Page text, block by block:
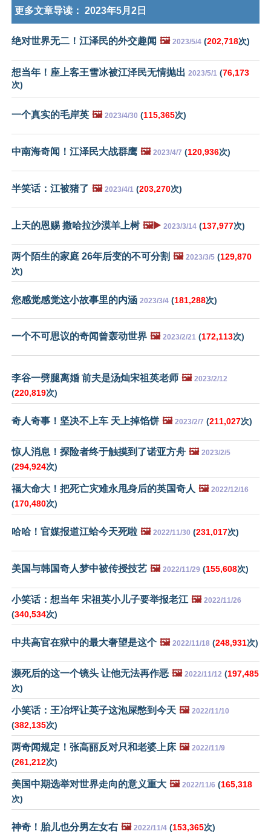
更多文章导读： 2023年5月2日
绝对世界无二！江泽民的外交趣闻 🖼️ 2023/5/4 (202,718次)
想当年！座上客王雪冰被江泽民无情抛出 2023/5/1 (76,173
次)
一个真实的毛岸英 🖼️ 2023/4/30 (115,365次)
中南海奇闻！江泽民大战群鹰 🖼️ 2023/4/7 (120,936次)
半笑话：江被猪了 🖼️ 2023/4/1 (203,270次)
上天的恩赐 撒哈拉沙漠羊上树 🖼️▶️ 2023/3/14 (137,977次)
两个陌生的家庭 26年后变的不可分割 🖼️ 2023/3/5 (129,870
次)
您感觉感觉这小故事里的内涵 2023/3/4 (181,288次)
一个不可思议的奇闻曾轰动世界 🖼️ 2023/2/21 (172,113次)
李谷一劈腿离婚 前夫是汤灿宋祖英老师 🖼️ 2023/2/12
(220,819次)
奇人奇事！坚决不上车 天上掉馅饼 🖼️ 2023/2/7 (211,027次)
惊人消息！探险者终于触摸到了诺亚方舟 🖼️ 2023/2/5
(294,924次)
福大命大！把死亡灾难永甩身后的英国奇人 🖼️ 2022/12/16
(170,480次)
哈哈！官媒报道江蛤今天死啦 🖼️ 2022/11/30 (231,017次)
美国与韩国奇人梦中被传授技艺 🖼️ 2022/11/29 (155,608次)
小笑话：想当年 宋祖英小儿子要举报老江 🖼️ 2022/11/26
(340,534次)
中共高官在狱中的最大奢望是这个 🖼️ 2022/11/18 (248,931次)
濒死后的这一个镜头 让他无法再作恶 🖼️ 2022/11/12 (197,485
次)
小笑话：王冶坪让英子这泡屎憋到今天 🖼️ 2022/11/10
(382,135次)
两奇闻规定！张高丽反对只和老婆上床 🖼️ 2022/11/9
(261,212次)
美国中期选举对世界走向的意义重大 🖼️ 2022/11/6 (165,318
次)
神奇！胎儿也分男左女右 🖼️ 2022/11/4 (153,365次)